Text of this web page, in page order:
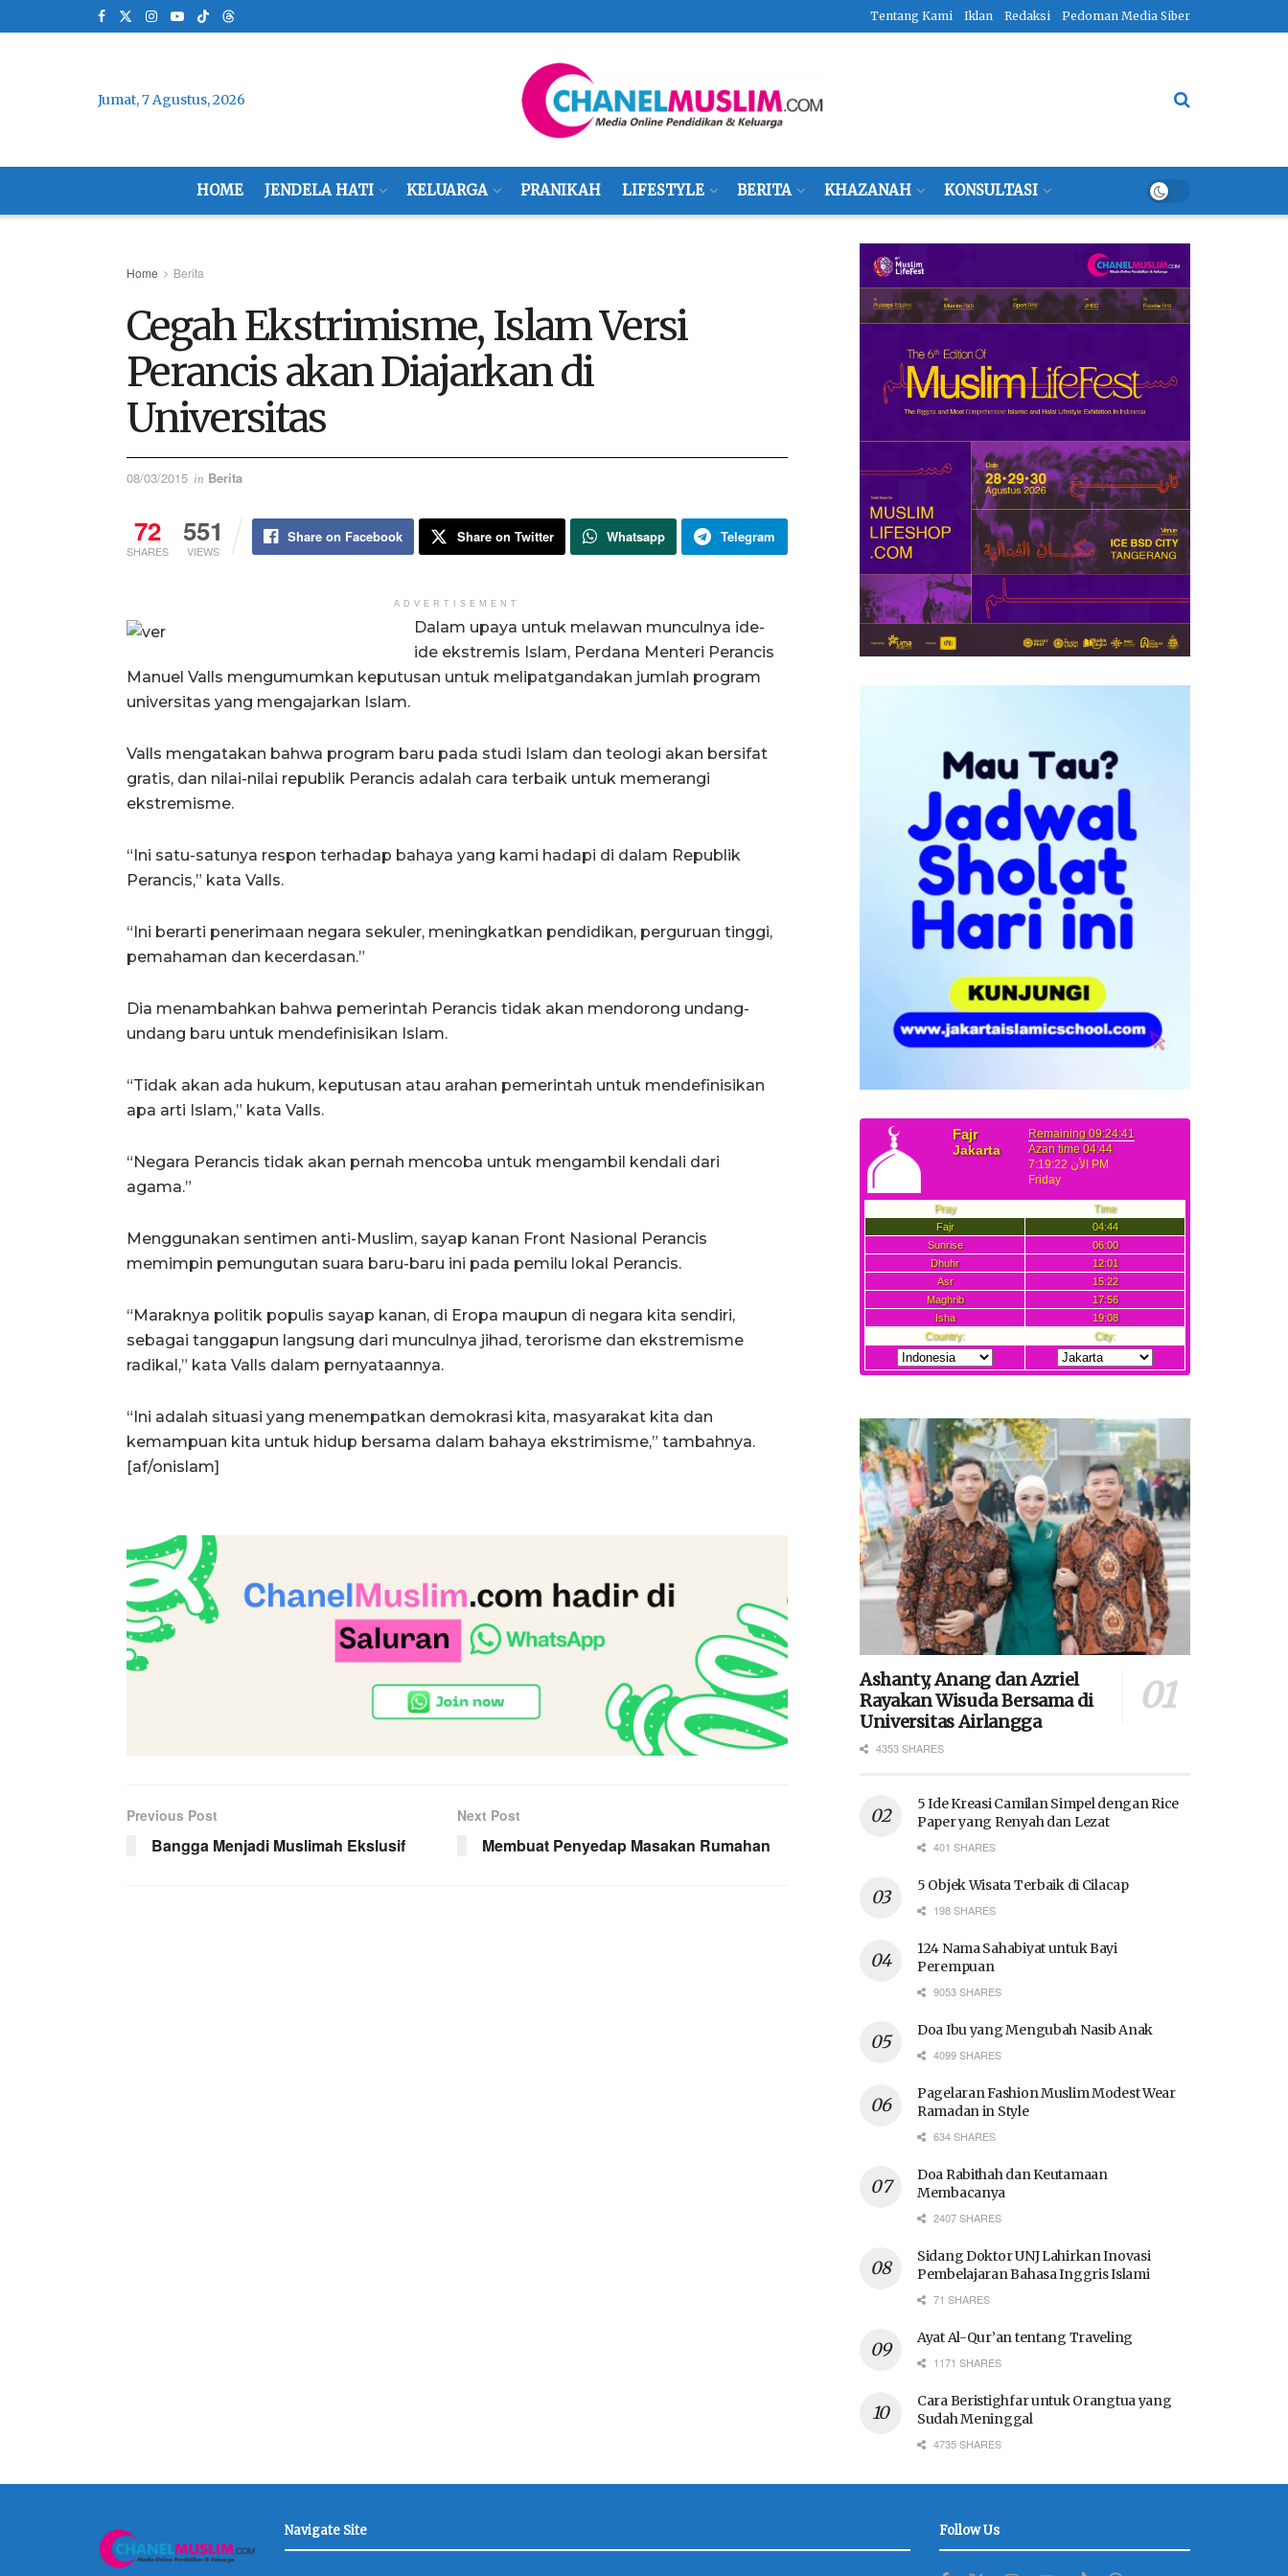
Tentang Kami Iklan Redaksi Pedoman Media Siber
Jumat, 7 Agustus, 2026
HOME JENDELA HATI KELUARGA PRANIKAH LIFESTYLE BERITA KHAZANAH KONSULTASI
Home Berita
Cegah Ekstrimisme, Islam Versi
Perancis akan Diajarkan di
Universitas
08/03/2015 in Berita
72
SHARES
551
VIEWS
Share on Facebook Share on Twitter Whatsapp Telegram
ADVERTISEMENT
Dalam upaya untuk melawan munculnya ide-
ide ekstremis Islam, Perdana Menteri Perancis
Manuel Valls mengumumkan keputusan untuk melipatgandakan jumlah program
universitas yang mengajarkan Islam.
Valls mengatakan bahwa program baru pada studi Islam dan teologi akan bersifat
gratis, dan nilai-nilai republik Perancis adalah cara terbaik untuk memerangi
ekstremisme.
“Ini satu-satunya respon terhadap bahaya yang kami hadapi di dalam Republik
Perancis,” kata Valls.
“Ini berarti penerimaan negara sekuler, meningkatkan pendidikan, perguruan tinggi,
pemahaman dan kecerdasan.”
Dia menambahkan bahwa pemerintah Perancis tidak akan mendorong undang-
undang baru untuk mendefinisikan Islam.
“Tidak akan ada hukum, keputusan atau arahan pemerintah untuk mendefinisikan
apa arti Islam,” kata Valls.
“Negara Perancis tidak akan pernah mencoba untuk mengambil kendali dari
agama.”
Menggunakan sentimen anti-Muslim, sayap kanan Front Nasional Perancis
memimpin pemungutan suara baru-baru ini pada pemilu lokal Perancis.
“Maraknya politik populis sayap kanan, di Eropa maupun di negara kita sendiri,
sebagai tanggapun langsung dari munculnya jihad, terorisme dan ekstremisme
radikal,” kata Valls dalam pernyataannya.
“Ini adalah situasi yang menempatkan demokrasi kita, masyarakat kita dan
kemampuan kita untuk hidup bersama dalam bahaya ekstrimisme,” tambahnya.
[af/onislam]
Previous Post
Bangga Menjadi Muslimah Ekslusif
Next Post
Membuat Penyedap Masakan Rumahan
Ashanty, Anang dan Azriel
Rayakan Wisuda Bersama di
Universitas Airlangga
4353 SHARES
5 Ide Kreasi Camilan Simpel dengan Rice
Paper yang Renyah dan Lezat
401 SHARES
5 Objek Wisata Terbaik di Cilacap
198 SHARES
124 Nama Sahabiyat untuk Bayi
Perempuan
9053 SHARES
Doa Ibu yang Mengubah Nasib Anak
4099 SHARES
Pagelaran Fashion Muslim Modest Wear
Ramadan in Style
634 SHARES
Doa Rabithah dan Keutamaan
Membacanya
2407 SHARES
Sidang Doktor UNJ Lahirkan Inovasi
Pembelajaran Bahasa Inggris Islami
71 SHARES
Ayat Al-Qur’an tentang Traveling
1171 SHARES
Cara Beristighfar untuk Orangtua yang
Sudah Meninggal
4735 SHARES
Navigate Site Follow Us